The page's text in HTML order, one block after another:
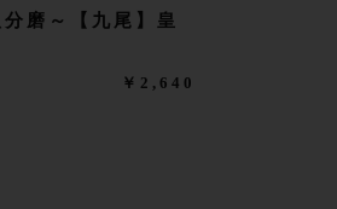
磨～【九尾】皇
￥2,640